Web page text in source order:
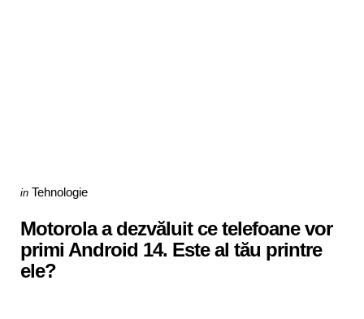
Categories
Posted
in Tehnologie
Motorola a dezvăluit ce telefoane vor
primi Android 14. Este al tău printre
ele?